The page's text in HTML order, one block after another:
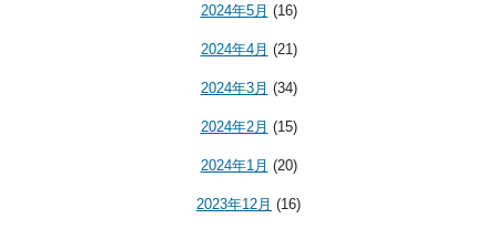
2024年5月 (16)
2024年4月 (21)
2024年3月 (34)
2024年2月 (15)
2024年1月 (20)
2023年12月 (16)